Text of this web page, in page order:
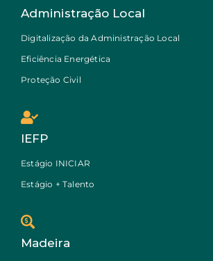
Administração Local
Digitalização da Administração Local
Eficiência Energética
Proteção Civil
IEFP
Estágio INICIAR
Estágio + Talento
Madeira